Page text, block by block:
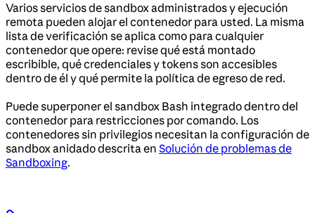
Varios servicios de sandbox administrados y ejecución
remota pueden alojar el contenedor para usted. La misma
lista de verificación se aplica como para cualquier
contenedor que opere: revise qué está montado
escribible, qué credenciales y tokens son accesibles
dentro de él y qué permite la política de egreso de red.
Puede superponer el sandbox Bash integrado dentro del
contenedor para restricciones por comando. Los
contenedores sin privilegios necesitan la configuración de
sandbox anidado descrita en Solución de problemas de
Sandboxing.